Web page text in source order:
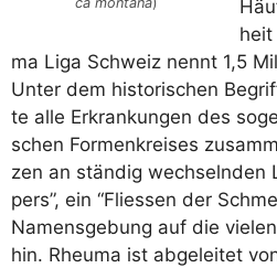
ma Liga Schweiz nennt 1,5
Unter dem his­to­ri­schen
te alle Erkran­kun­gen des
schen For­men­krei­ses
zen an stän­dig wech­seln­den
pers”, ein “Flies­sen der
Namens­ge­bung auf die
hin. Rheu­ma ist abge­lei­tet